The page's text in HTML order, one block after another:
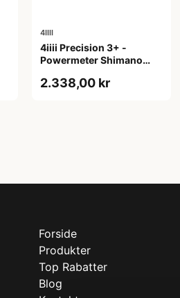
4IIII
4iiii Precision 3+ -
Powermeter Shimano
172,5mm
2.338,00 kr
Forside
Produkter
Top Rabatter
Blog